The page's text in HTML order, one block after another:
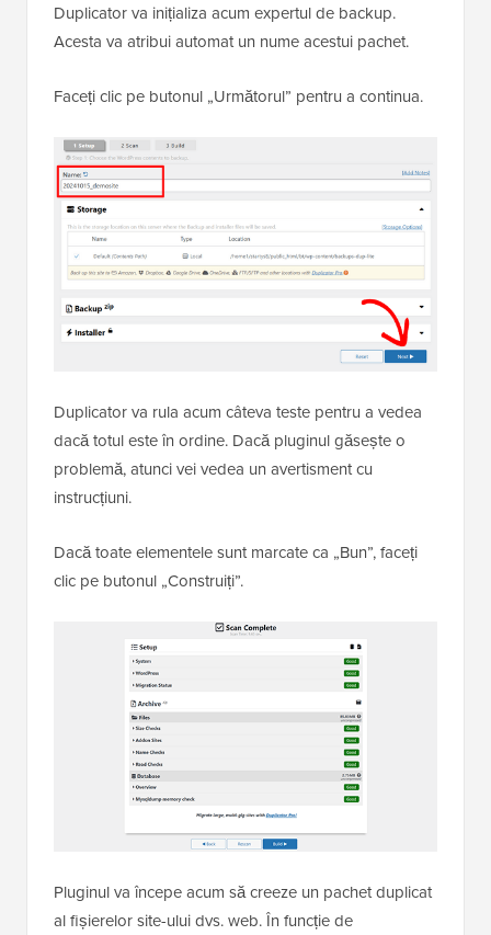
Duplicator va inițializa acum expertul de backup.
Acesta va atribui automat un nume acestui pachet.
Faceți clic pe butonul „Următorul” pentru a continua.
Duplicator va rula acum câteva teste pentru a vedea
dacă totul este în ordine. Dacă pluginul găsește o
problemă, atunci vei vedea un avertisment cu
instrucțiuni.
Dacă toate elementele sunt marcate ca „Bun”, faceți
clic pe butonul „Construiți”.
Pluginul va începe acum să creeze un pachet duplicat
al fișierelor site-ului dvs. web. În funcție de